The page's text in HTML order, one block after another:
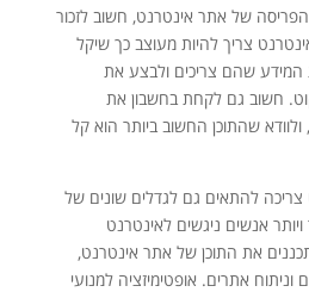
של אתר אינטרנט, חשוב לזכור
צריך להיות מעוצב כך שיקל
שהם צריכים ולבצע את
חשוב גם לקחת בחשבון את
שהתוכן החשוב ביותר הוא קל
להתאים גם לגדלים שונים של
ויותר אנשים ניגשים לאינטרנט
את התוכן של אתר אינטרנט,
וניתוח אתרים. אופטימיזציה למנועי